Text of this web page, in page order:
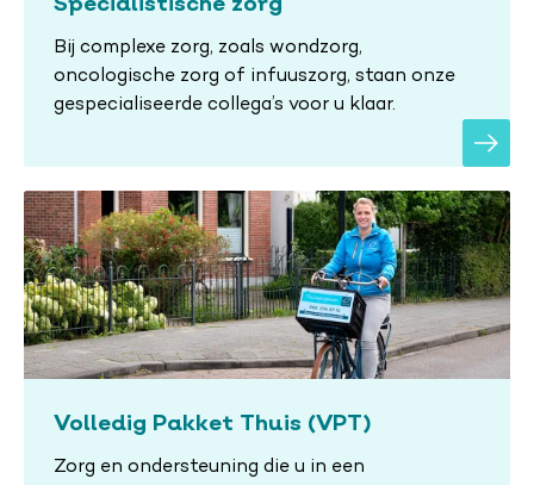
Specialistische zorg
Bij complexe zorg, zoals wondzorg,
oncologische zorg of infuuszorg, staan onze
gespecialiseerde collega’s voor u klaar.
Volledig Pakket Thuis (VPT)
Zorg en ondersteuning die u in een